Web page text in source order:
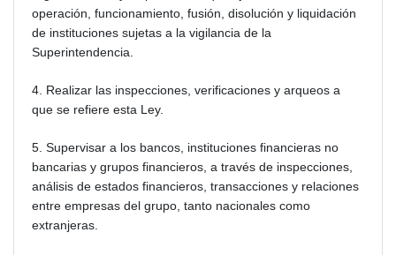
operación, funcionamiento, fusión, disolución y liquidación
de instituciones sujetas a la vigilancia de la
Superintendencia.
4. Realizar las inspecciones, verificaciones y arqueos a
que se refiere esta Ley.
5. Supervisar a los bancos, instituciones financieras no
bancarias y grupos financieros, a través de inspecciones,
análisis de estados financieros, transacciones y relaciones
entre empresas del grupo, tanto nacionales como
extranjeras.